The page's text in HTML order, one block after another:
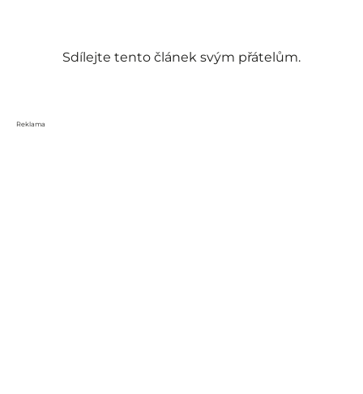
Sdílejte tento článek svým přátelům.
Reklama